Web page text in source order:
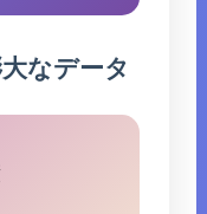
なデータ